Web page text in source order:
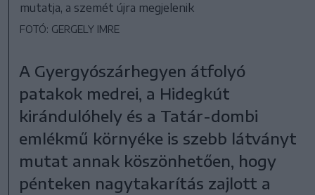
mutatja, a szemét újra megjelenik
FOTÓ: GERGELY IMRE
A Gyergyószárhegyen átfolyó
patakok medrei, a Hidegkút
kirándulóhely és a Tatár-dombi
emlékmű környéke is szebb látványt
mutat annak köszönhetően, hogy
pénteken nagytakarítás zajlott a